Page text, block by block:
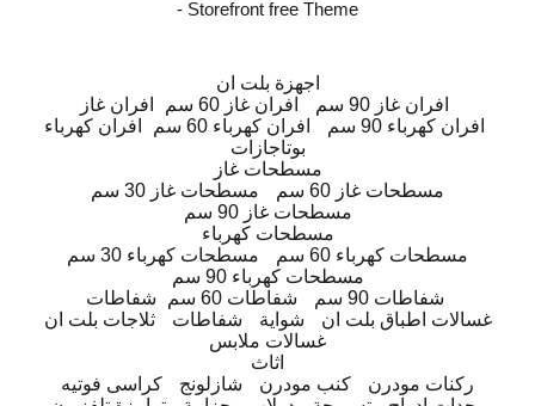
- Storefront free Theme
اجهزة بلت ان
افران غاز
افران غاز 60 سم
افران غاز 90 سم
افران كهرباء
افران كهرباء 60 سم
افران كهرباء 90 سم
بوتاجازات
مسطحات غاز
مسطحات غاز 30 سم
مسطحات غاز 60 سم
مسطحات غاز 90 سم
مسطحات كهرباء
مسطحات كهرباء 30 سم
مسطحات كهرباء 60 سم
مسطحات كهرباء 90 سم
شفاطات
شفاطات 60 سم
شفاطات 90 سم
ثلاجات بلت ان
شفاطات شواية
غسالات اطباق بلت ان
غسالات ملابس
اثاث
كراسى فوتيه
شازلونج كنب مودرن
ركنات مودرن